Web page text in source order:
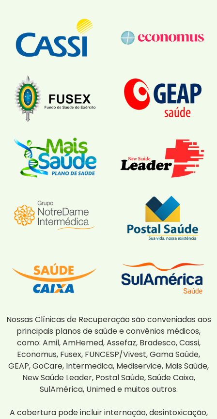
Nossas Clínicas de Recuperação são conveniadas aos
principais planos de saúde e convênios médicos,
como: Amil, AmHemed, Assefaz, Bradesco, Cassi,
Economus, Fusex, FUNCESP/Vivest, Gama Saúde,
GEAP, GoCare, Intermedica, Mediservice, Mais Saúde,
New Saúde Leader, Postal Saúde, Saúde Caixa,
SulAmérica, Unimed e muitos outros.
A cobertura pode incluir internação, desintoxicação,